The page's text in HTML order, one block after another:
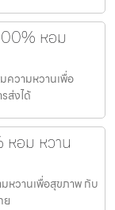
หอม
ความหวานเพื่อ
ส่งได้
หอม หวาน
หวานเพื่อสุขภาพ กับ
ย